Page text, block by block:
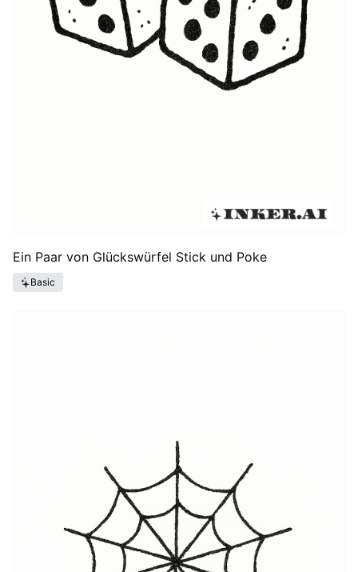
Ein Paar von Glückswürfel Stick und Poke
Basic